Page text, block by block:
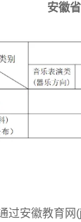
安徽
安徽教育网